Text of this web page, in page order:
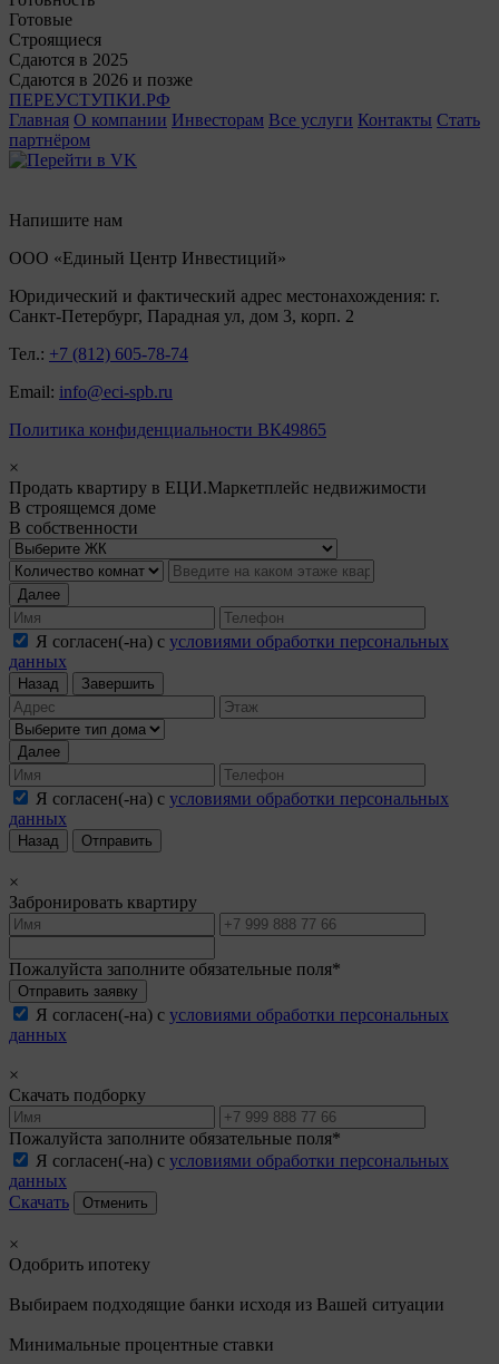
Готовые
Строящиеся
Сдаются в 2025
Сдаются в 2026 и позже
ПЕРЕУСТУПКИ.РФ
Главная О компании Инвесторам Все услуги Контакты Стать
партнёром
Напишите нам
ООО «Единый Центр Инвестиций»
Юридический и фактический адрес местонахождения: г.
Санкт-Петербург, Парадная ул, дом 3, корп. 2
Тел.: +7 (812) 605-78-74
Email: info@eci-spb.ru
Политика конфиденциальности ВК49865
×
Продать квартиру в ЕЦИ.Маркетплейс недвижимости
В строящемся доме
В собственности
Далее
Я согласен(-на) с условиями обработки персональных
данных
Назад Завершить
Далее
Я согласен(-на) с условиями обработки персональных
данных
Назад Отправить
×
Забронировать квартиру
Пожалуйста заполните обязательные поля*
Отправить заявку
Я согласен(-на) с условиями обработки персональных
данных
×
Скачать подборку
Пожалуйста заполните обязательные поля*
Я согласен(-на) с условиями обработки персональных
данных
Скачать
Отменить
×
Одобрить ипотеку
Выбираем подходящие банки исходя из Вашей ситуации
Минимальные процентные ставки